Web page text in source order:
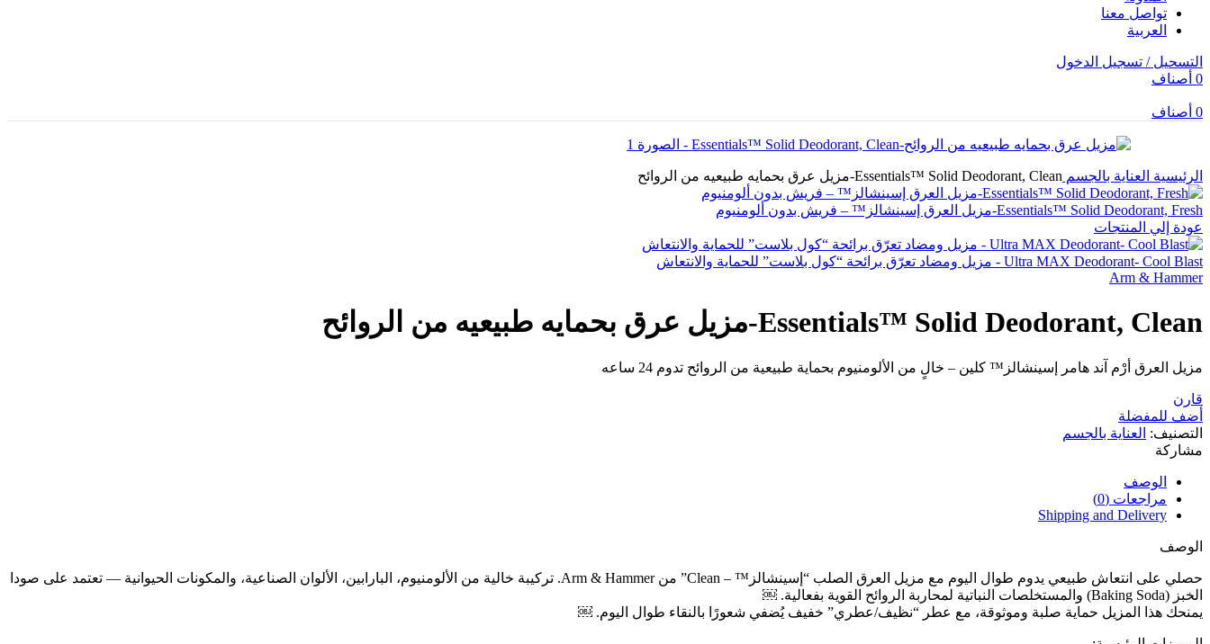
تواصل معنا
العربية
التسحيل / تسجيل الدخول
0 أصناف
0 أصناف
الرئيسية العناية بالجسم Essentials™ Solid Deodorant, Clean-مزيل عرق بحمايه طبيعيه من الروائح
Essentials™ Solid Deodorant, Fresh-مزيل العرق إسينشالز™ – فريش بدون ألومنيوم
عودة إلي المنتجات
Ultra MAX Deodorant- Cool Blast - مزيل ومضاد تعرّق برائحة “كول بلاست” للحماية والانتعاش
Arm & Hammer
Essentials™ Solid Deodorant, Clean-مزيل عرق بحمايه طبيعيه من الروائح
مزيل العرق أرْم آند هامر إسينشالز™ كلين – خالٍ من الألومنيوم بحماية طبيعية من الروائح تدوم 24 ساعه
قارن
أضف للمفضلة
التصنيف: العناية بالجسم
مشاركة
الوصف
مراجعات (0)
Shipping and Delivery
الوصف
حصلي على انتعاش طبيعي يدوم طوال اليوم مع مزيل العرق الصلب “إسينشالز™ – Clean” من Arm & Hammer. تركيبة خالية من الألومنيوم، البارابين، الألوان الصناعية، والمكونات الحيوانية — تعتمد على صودا
الخبز (Baking Soda) والمستخلصات النباتية لمحاربة الروائح القوية بفعالية. ￼
يمنحك هذا المزيل حماية صلبة وموثوقة، مع عطر “نظيف/عطري” خفيف يُضفي شعورًا بالنقاء طوال اليوم. ￼